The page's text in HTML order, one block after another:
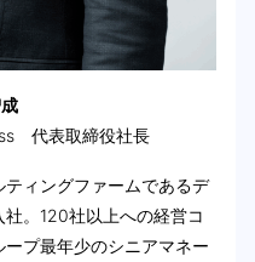
代表取締役社長
ィングファームであるデ
。120社以上への経営コ
プ最年少のシニアマネー